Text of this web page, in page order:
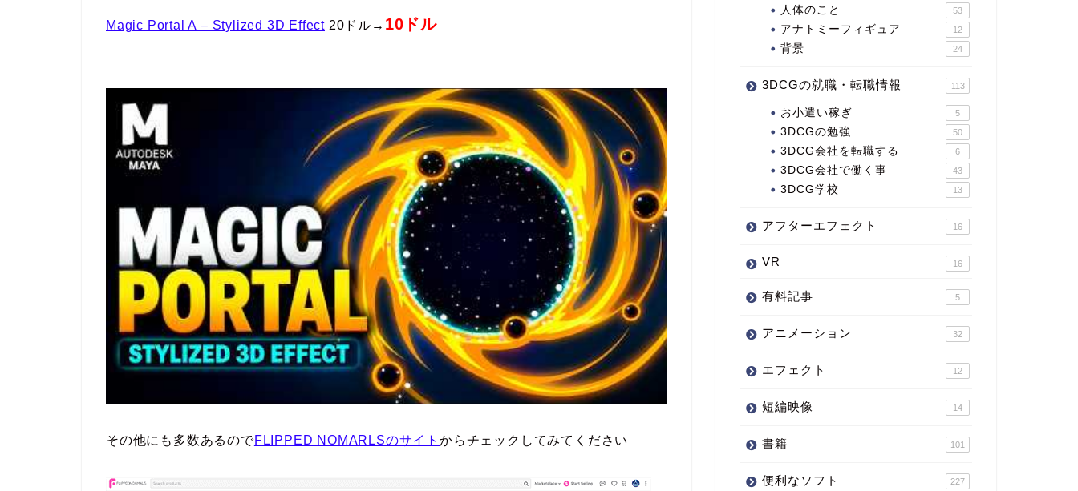
Magic Portal A – Stylized 3D Effect 20ドル→ 10ドル
その他にも多数あるのでFLIPPED NOMARLSのサイトからチェックしてみてください
人体のこと 53
アナトミーフィギュア 12
背景 24
3DCGの就職・転職情報 113
お小遣い稼ぎ 5
3DCGの勉強 50
3DCG会社を転職する 6
3DCG会社で働く事 43
3DCG学校 13
アフターエフェクト 16
VR 16
有料記事 5
アニメーション 32
エフェクト 12
短編映像 14
書籍 101
便利なソフト 227